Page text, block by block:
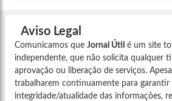
Aviso Legal
Comunicamos que Jornal Útil é um site
independente, que não solicita qualquer
aprovação ou liberação de serviços.
trabalharem continuamente para garantir
integridade/atualidade das informações,